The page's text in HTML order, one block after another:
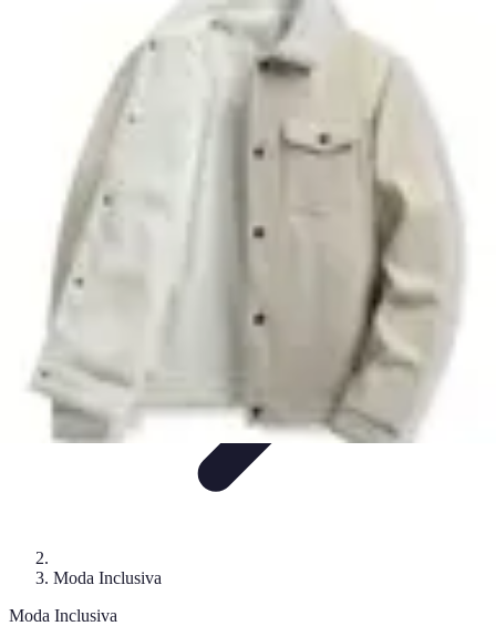
Consejos de EstiloGuía de
AccesoriosTendencias
Estilo Para Todos
Moda Inclusiva
Moda Inclusiva